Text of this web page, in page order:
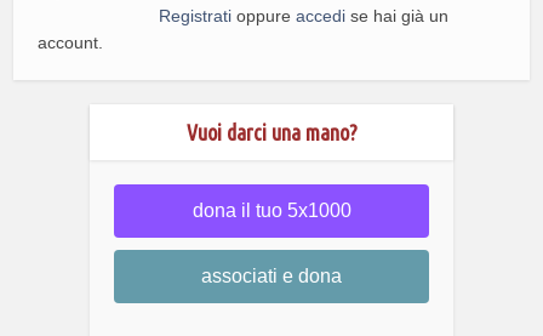
Registrati oppureaccedi se hai già un
account.
Vuoi darci una mano?
dona il tuo 5x1000
associati e dona